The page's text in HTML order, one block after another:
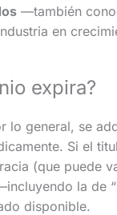
—también
en
expira?
lo general, se
Si el
(que puede
la de
disponible.